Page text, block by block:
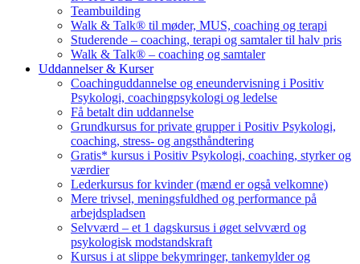
Teambuilding
Walk & Talk® til møder, MUS, coaching og terapi
Studerende – coaching, terapi og samtaler til halv pris
Walk & Talk® – coaching og samtaler
Uddannelser & Kurser
Coachinguddannelse og eneundervisning i Positiv
Psykologi, coachingpsykologi og ledelse
Få betalt din uddannelse
Grundkursus for private grupper i Positiv Psykologi,
coaching, stress- og angsthåndtering
Gratis* kursus i Positiv Psykologi, coaching, styrker og
værdier
Lederkursus for kvinder (mænd er også velkomne)
Mere trivsel, meningsfuldhed og performance på
arbejdspladsen
Selvværd – et 1 dagskursus i øget selvværd og
psykologisk modstandskraft
Kursus i at slippe bekymringer, tankemylder og